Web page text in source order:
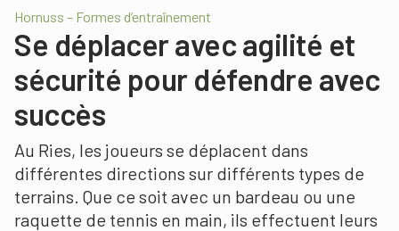
Hornuss – Formes d’entraînement
Se déplacer avec agilité et
sécurité pour défendre avec
succès
Au Ries, les joueurs se déplacent dans
différentes directions sur différents types de
terrains. Que ce soit avec un bardeau ou une
raquette de tennis en main, ils effectuent leurs